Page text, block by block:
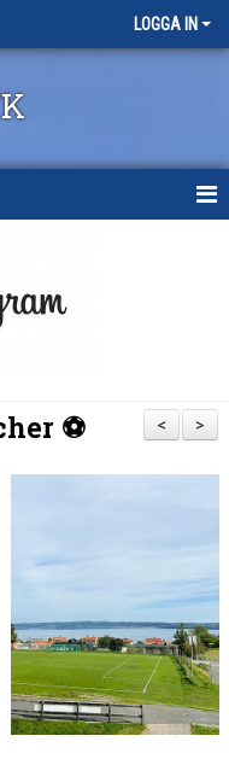
LOGGA IN
>
<
⚽️